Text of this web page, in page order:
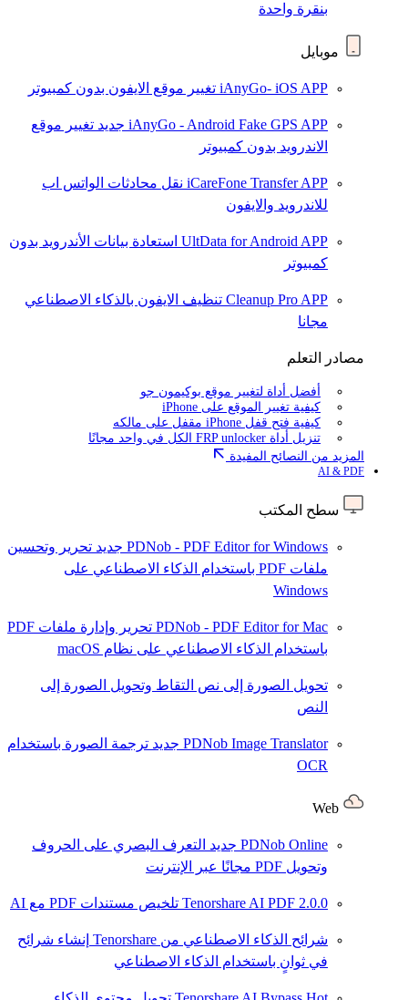
بنقرة واحدة
موبايل
iAnyGo- iOS APP تغيير موقع الايفون بدون كمبيوتر
iAnyGo - Android Fake GPS APP جديد تغيير موقع
الاندرويد بدون كمبيوتر
iCareFone Transfer APP نقل محادثات الواتس اب
للاندرويد والايفون
UltData for Android APP استعادة بيانات الأندرويد بدون
كمبيوتر
Cleanup Pro APP تنظيف الايفون بالذكاء الاصطناعي
مجانا
مصادر التعلم
أفضل أداة لتغيير موقع بوكيمون جو
كيفية تغيير الموقع على iPhone
كيفية فتح قفل iPhone مقفل على مالكه
تنزيل أداة FRP unlocker الكل في واحد مجانًا
المزيد من النصائح المفيدة
AI & PDF
سطح المكتب
PDNob - PDF Editor for Windows جديد تحرير وتحسين
ملفات PDF باستخدام الذكاء الاصطناعي على
Windows
PDNob - PDF Editor for Mac
تحرير وإدارة ملفات PDF
باستخدام الذكاء الاصطناعي على نظام macOS
تحويل الصورة إلى نص التقاط وتحويل الصورة إلى
النص
PDNob Image Translator جديد ترجمة الصورة باستخدام
OCR
PDNob Online جديد التعرف البصري على الحروف
وتحويل PDF مجانًا عبر الإنترنت
Tenorshare AI PDF 2.0.0 تلخيص مستندات PDF مع AI
شرائح الذكاء الاصطناعي من Tenorshare
إنشاء شرائح
في ثوانٍ باستخدام الذكاء الاصطناعي